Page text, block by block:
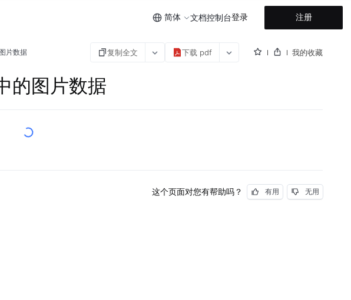
简体 文档控制台登录 注册
片数据 复制全文 下载 pdf 我的收藏
的图片数据
这个页面对您有帮助吗？ 有用 无用